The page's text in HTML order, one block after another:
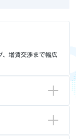
、増賃交渉まで幅広